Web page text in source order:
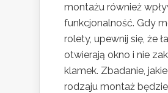
montażu również
funkcjonalność. Gdy
rolety, upewnij się, że
otwierają okno i nie
klamek. Zbadanie,
rodzaju montaż będzie